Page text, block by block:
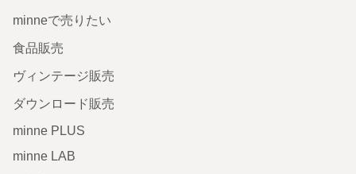
minneで売りたい
食品販売
ヴィンテージ販売
ダウンロード販売
minne PLUS
minne LAB